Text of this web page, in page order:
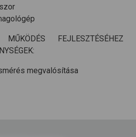
FEJLESZTÉSÉHEZ
megvalósítása